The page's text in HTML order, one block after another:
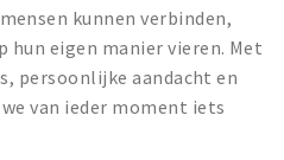
kunnen verbinden,
eigen manier vieren. Met
persoonlijke aandacht en
van ieder moment iets